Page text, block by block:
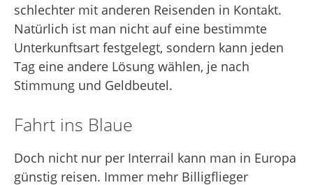
schlechter mit anderen Reisenden in Kontakt.
Natürlich ist man nicht auf eine bestimmte
Unterkunftsart festgelegt, sondern kann jeden
Tag eine andere Lösung wählen, je nach
Stimmung und Geldbeutel.
Fahrt ins Blaue
Doch nicht nur per Interrail kann man in Europa
günstig reisen. Immer mehr Billigflieger